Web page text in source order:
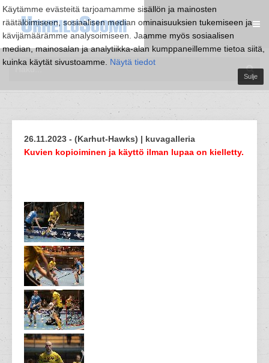
Käytämme evästeitä tarjoamamme sisällön ja mainosten
räätälöimiseen, sosiaalisen median ominaisuuksien tukemiseen ja
kävijämäärämme analysoimiseen. Jaamme myös sosiaalisen
median, mainosalan ja analytiikka-alan kumppaneillemme tietoa siitä,
kuinka käytät sivustoamme. Näytä tiedot
Sulje
26.11.2023 - (Karhut-Hawks) | kuvagalleria
Kuvien kopioiminen ja käyttö ilman lupaa on kielletty.